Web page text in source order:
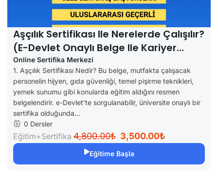
Aşçılık Sertifikası Ile Nerelerde Çalışılır?
(e-Devlet Onaylı Belge Ile Kariyer
Fırsatları)
Online Sertifika Merkezi
1. Aşçılık Sertifikası Nedir? Bu belge, mutfakta çalışacak
personelin hijyen, gıda güvenliği, temel pişirme teknikleri,
yemek sunumu gibi konularda eğitim aldığını resmen
belgelendirir. e-Devlet’te sorgulanabilir, üniversite onaylı bir
sertifika olduğunda...
0 Dersler
Eğitim+Sertifika 4,800.00₺ 3,500.00₺
Eğitime Başla